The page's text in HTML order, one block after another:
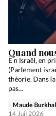
Quand
E n Israël, en
(Parlement
théorie. Dans
pas…
Maude
14 Juil 2026